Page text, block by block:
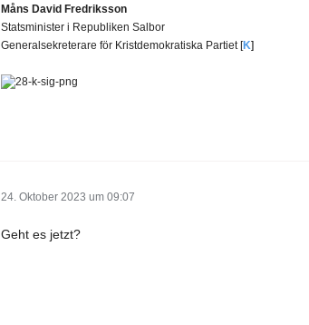
Måns David Fredriksson
Statsminister i Republiken Salbor
Generalsekreterare för Kristdemokratiska Partiet [K]
24. Oktober 2023 um 09:07
Geht es jetzt?